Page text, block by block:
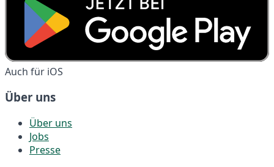
Auch für iOS
Über uns
Über uns
Jobs
Presse